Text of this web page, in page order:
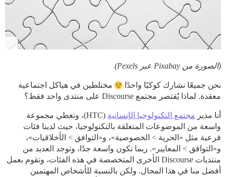
(الصورة من Pixabay عبر Pexels)
نحن جميعًا نشارك كوكبًا واحدًا
مختلطين في هياكل اجتماعية
معقدة. لماذا يُقتصر مجتمع Discourse على منتدى واحد فقط؟
أنا مدير مجتمع التكنولوجيا الإنسانية
(HTC)، ونغطي مجموعة
واسعة من الموضوعات المتعلقة بالتكنولوجيا، حيث لدينا فئات
فرعية مثل «الحرية > الخصوصية»، و«التوافق > الأخلاقيات»،
و«التوافق > المعايير». ربما تكون واسعة جدًا، وتوجد العديد من
منتديات Discourse الأخرى المتخصصة في هذه الفئات، وتقوم بعمل
أفضل منا في هذا المجال. ولكن بالنسبة للأشخاص المهتمين